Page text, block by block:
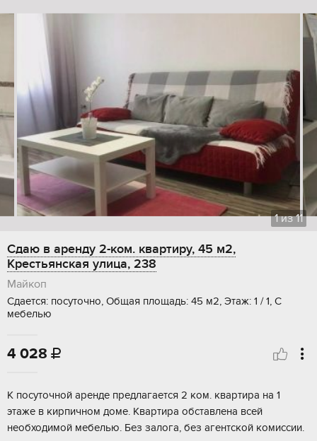
1из11
Сдаю в аренду 2-ком. квартиру, 45 м2,
Крестьянская улица, 238
Майкоп
Сдается: посуточно, Общая площадь: 45 м2, Этаж: 1 / 1, С
мебелью
4 028 
К посуточной аренде предлагается 2 ком. квартира на 1
этаже в кирпичном доме. Квартира обставлена всей
необходимой мебелью. Без залога, без агентской комиссии.